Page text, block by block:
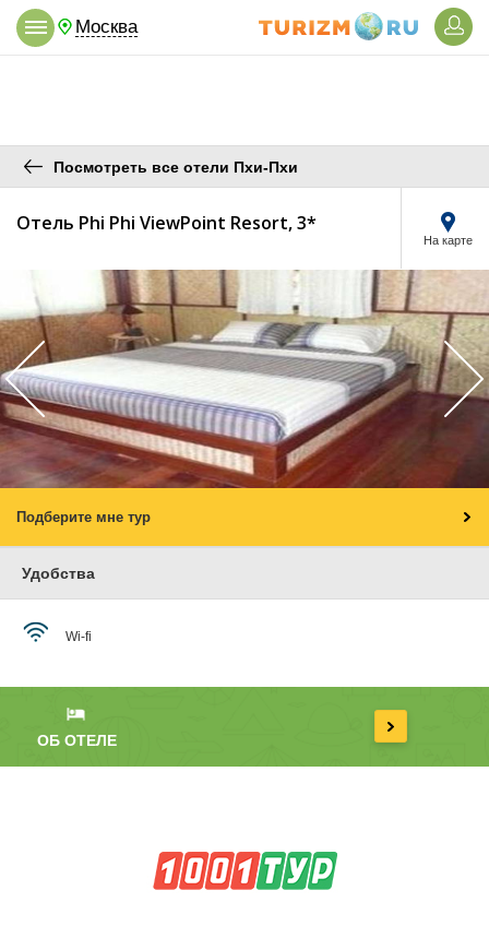
Москва
Посмотреть все отели Пхи-Пхи
Отель Phi Phi ViewPoint Resort, 3*
На карте
Подберите мне тур
Удобства
Wi-fi
ОБ ОТЕЛЕ